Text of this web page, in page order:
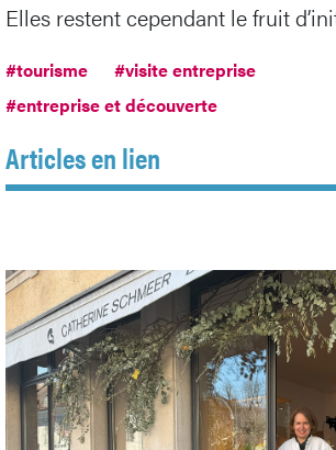
Elles restent cependant le fruit
#tourisme
#visite entreprise
#entreprise et découverte
Articles en lien